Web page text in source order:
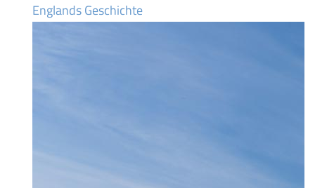
Englands Geschichte